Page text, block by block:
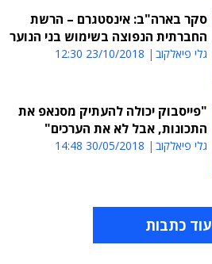
סקר בארה"ב: אינסטגרם – הרשת
החברתית הנפוצה בשימוש בני הנוער
גלי פיאלקוב 23/10/2018 12:30
"פייסבוק יכולה להעתיק מסנאפ את
התכונות, אבל לא את הערכים"
גלי פיאלקוב 30/05/2018 14:48
עוד כתבות